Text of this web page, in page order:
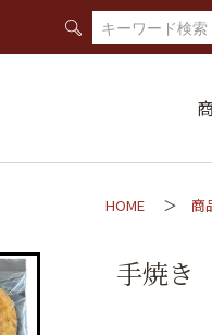
HOME 商
手焼き